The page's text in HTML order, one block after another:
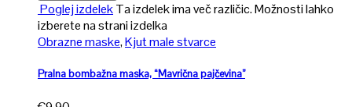
Poglej izdelekTa izdelek ima več različic. Možnosti lahko
izberete na strani izdelka
Obrazne maske,Kjut male stvarce
Pralna bombažna maska, “Mavrična pajčevina”